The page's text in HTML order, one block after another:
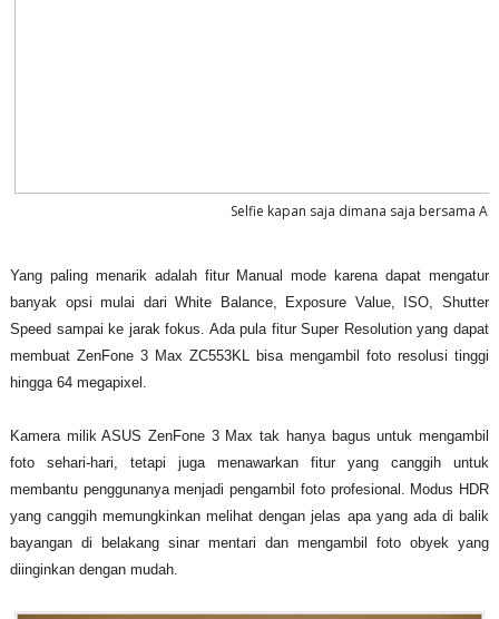
Selfie kapan saja dimana saja bersama
Yang paling menarik adalah fitur Manual mode karena dapat mengatur
banyak opsi mulai dari White Balance, Exposure Value, ISO, Shutter
Speed sampai ke jarak fokus. Ada pula fitur Super Resolution yang dapat
membuat ZenFone 3 Max ZC553KL bisa mengambil foto resolusi tinggi
hingga 64 megapixel.
Kamera milik ASUS ZenFone 3 Max tak hanya bagus untuk mengambil
foto sehari-hari, tetapi juga menawarkan fitur yang canggih untuk
membantu penggunanya menjadi pengambil foto profesional. Modus HDR
yang canggih memungkinkan melihat dengan jelas apa yang ada di balik
bayangan di belakang sinar mentari dan mengambil foto obyek yang
diinginkan dengan mudah.